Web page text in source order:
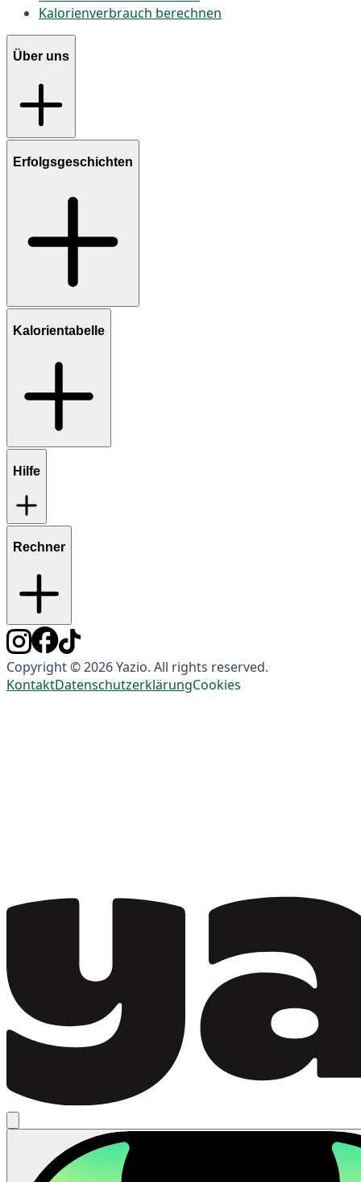
Kalorienverbrauch berechnen
Über uns
Erfolgsgeschichten
Kalorientabelle
Hilfe
Rechner
Copyright © 2026 Yazio. All rights reserved.
KontaktDatenschutzerklärungCookies